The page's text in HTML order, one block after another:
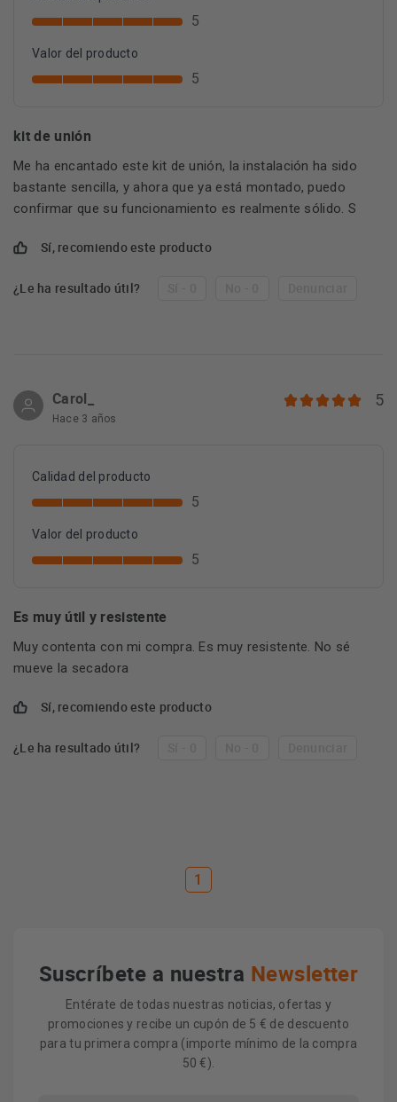
5
Valor del producto
5
kit de unión
Me ha encantado este kit de unión, la instalación ha sido
bastante sencilla, y ahora que ya está montado, puedo
confirmar que su funcionamiento es realmente sólido. S
Sí, recomiendo este producto
¿Le ha resultado útil?
Carol_
Hace 3 años
5
Calidad del producto
5
Valor del producto
5
Es muy útil y resistente
Muy contenta con mi compra. Es muy resistente. No sé
mueve la secadora
Sí, recomiendo este producto
¿Le ha resultado útil?
1
Suscríbete a nuestra Newsletter
Entérate de todas nuestras noticias, ofertas y
promociones y recibe un cupón de 5 € de descuento
para tu primera compra (importe mínimo de la compra
50 €).